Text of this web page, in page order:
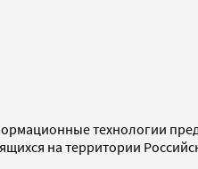
технологии
на территории